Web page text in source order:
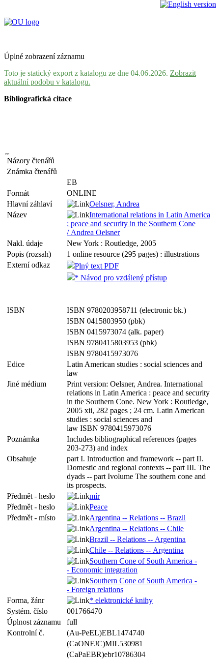
Úplné zobrazení záznamu
Toto je statický export z katalogu ze dne 04.06.2026. Zobrazit
aktuální podobu v katalogu.
Bibliografická citace
Názory čtenářů
Známka čtenářů
EB
Formát
ONLINE
Hlavní záhlaví
Oelsner, Andrea
Název
International relations in Latin America
: peace and security in the Southern Cone
/ Andrea Oelsner
Nakl. údaje
New York : Routledge, 2005
Popis (rozsah)
1 online resource (295 pages) : illustrations
Externí odkaz
Plný text PDF
* Návod pro vzdálený přístup
ISBN
ISBN 9780203958711 (electronic bk.)
ISBN 0415803950 (pbk)
ISBN 0415973074 (alk. paper)
ISBN 9780415803953 (pbk)
ISBN 9780415973076
Edice
Latin American studies : social sciences and
law
Jiné médium
Print version: Oelsner, Andrea. International
relations in Latin America : peace and security
in the Southern Cone. New York : Routledge,
2005 xii, 282 pages ; 24 cm. Latin American
studies : social sciences and
law ISBN 9780415973076
Poznámka
Includes bibliographical references (pages
203-273) and index
Obsahuje
part I. Introduction and framework -- part II.
Domestic and regional contexts -- part III. The
dyads -- part Ivolume The southern cone and
its prospects.
Předmět - heslo
mír
Předmět - heslo
Peace
Předmět - místo
Argentina -- Relations -- Brazil
Argentina -- Relations -- Chile
Brazil -- Relations -- Argentina
Chile -- Relations -- Argentina
Southern Cone of South America -
- Economic integration
Southern Cone of South America -
- Foreign relations
Forma, žánr
* elektronické knihy
Systém. číslo
001766470
Úplnost záznamu
full
Kontrolní č.
(Au-PeEL)EBL1474740
(CaONFJC)MIL530981
(CaPaEBR)ebr10786304